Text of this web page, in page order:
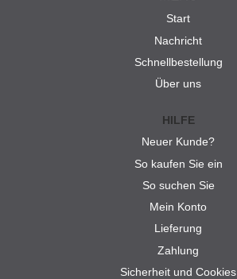
Start
Nachricht
Schnellbestellung
Über uns
HILFE
Neuer Kunde?
So kaufen Sie ein
So suchen Sie
Mein Konto
Lieferung
Zahlung
Sicherheit und Cookies